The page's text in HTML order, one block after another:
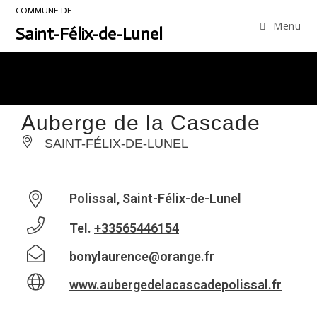
COMMUNE DE
Saint-Félix-de-Lunel Menu
Auberge de la Cascade
SAINT-FÉLIX-DE-LUNEL
Polissal, Saint-Félix-de-Lunel
Tel. +33565446154
bonylaurence@orange.fr
www.aubergedelacascadepolissal.fr